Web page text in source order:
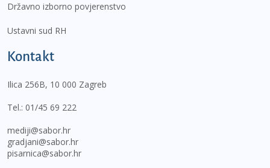
Državno izborno povjerenstvo
Ustavni sud RH
Kontakt
Ilica 256B, 10 000 Zagreb
Tel.: 01/45 69 222
mediji@sabor.hr
gradjani@sabor.hr
pisarnica@sabor.hr